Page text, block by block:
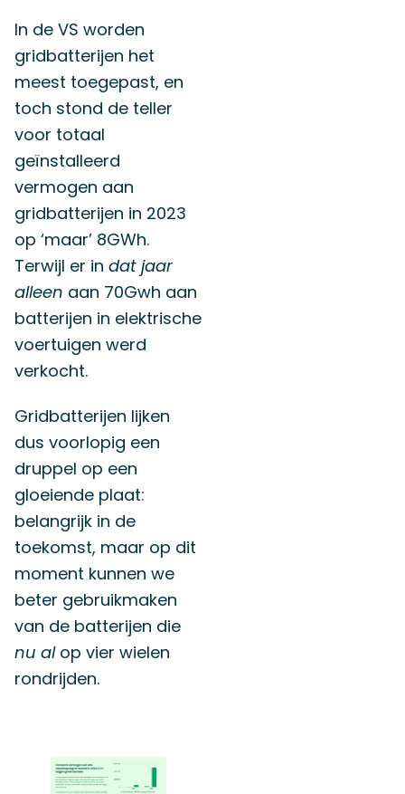
In de VS worden
gridbatterijen het
meest toegepast, en
toch stond de teller
voor totaal
geïnstalleerd
vermogen aan
gridbatterijen in 2023
op ‘maar’ 8GWh.
Terwijl er in dat jaar
alleen aan 70Gwh aan
batterijen in elektrische
voertuigen werd
verkocht.
Gridbatterijen lijken
dus voorlopig een
druppel op een
gloeiende plaat:
belangrijk in de
toekomst, maar op dit
moment kunnen we
beter gebruikmaken
van de batterijen die
nu alop vier wielen
rondrijden.